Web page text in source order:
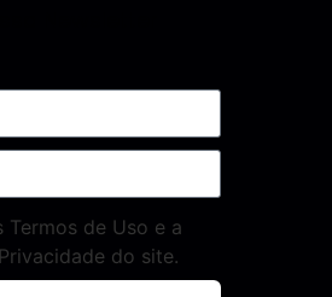
Termos de Uso e a
do site.